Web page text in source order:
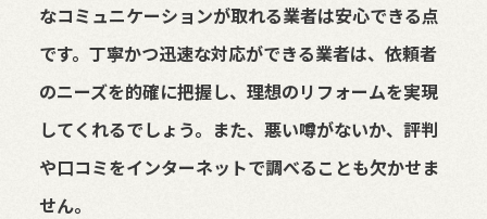
なコミュニケーションが取れる業者は安心できる点
です。丁寧かつ迅速な対応ができる業者は、依頼者
のニーズを的確に把握し、理想のリフォームを実現
してくれるでしょう。また、悪い噂がないか、評判
や口コミをインターネットで調べることも欠かせま
せん。